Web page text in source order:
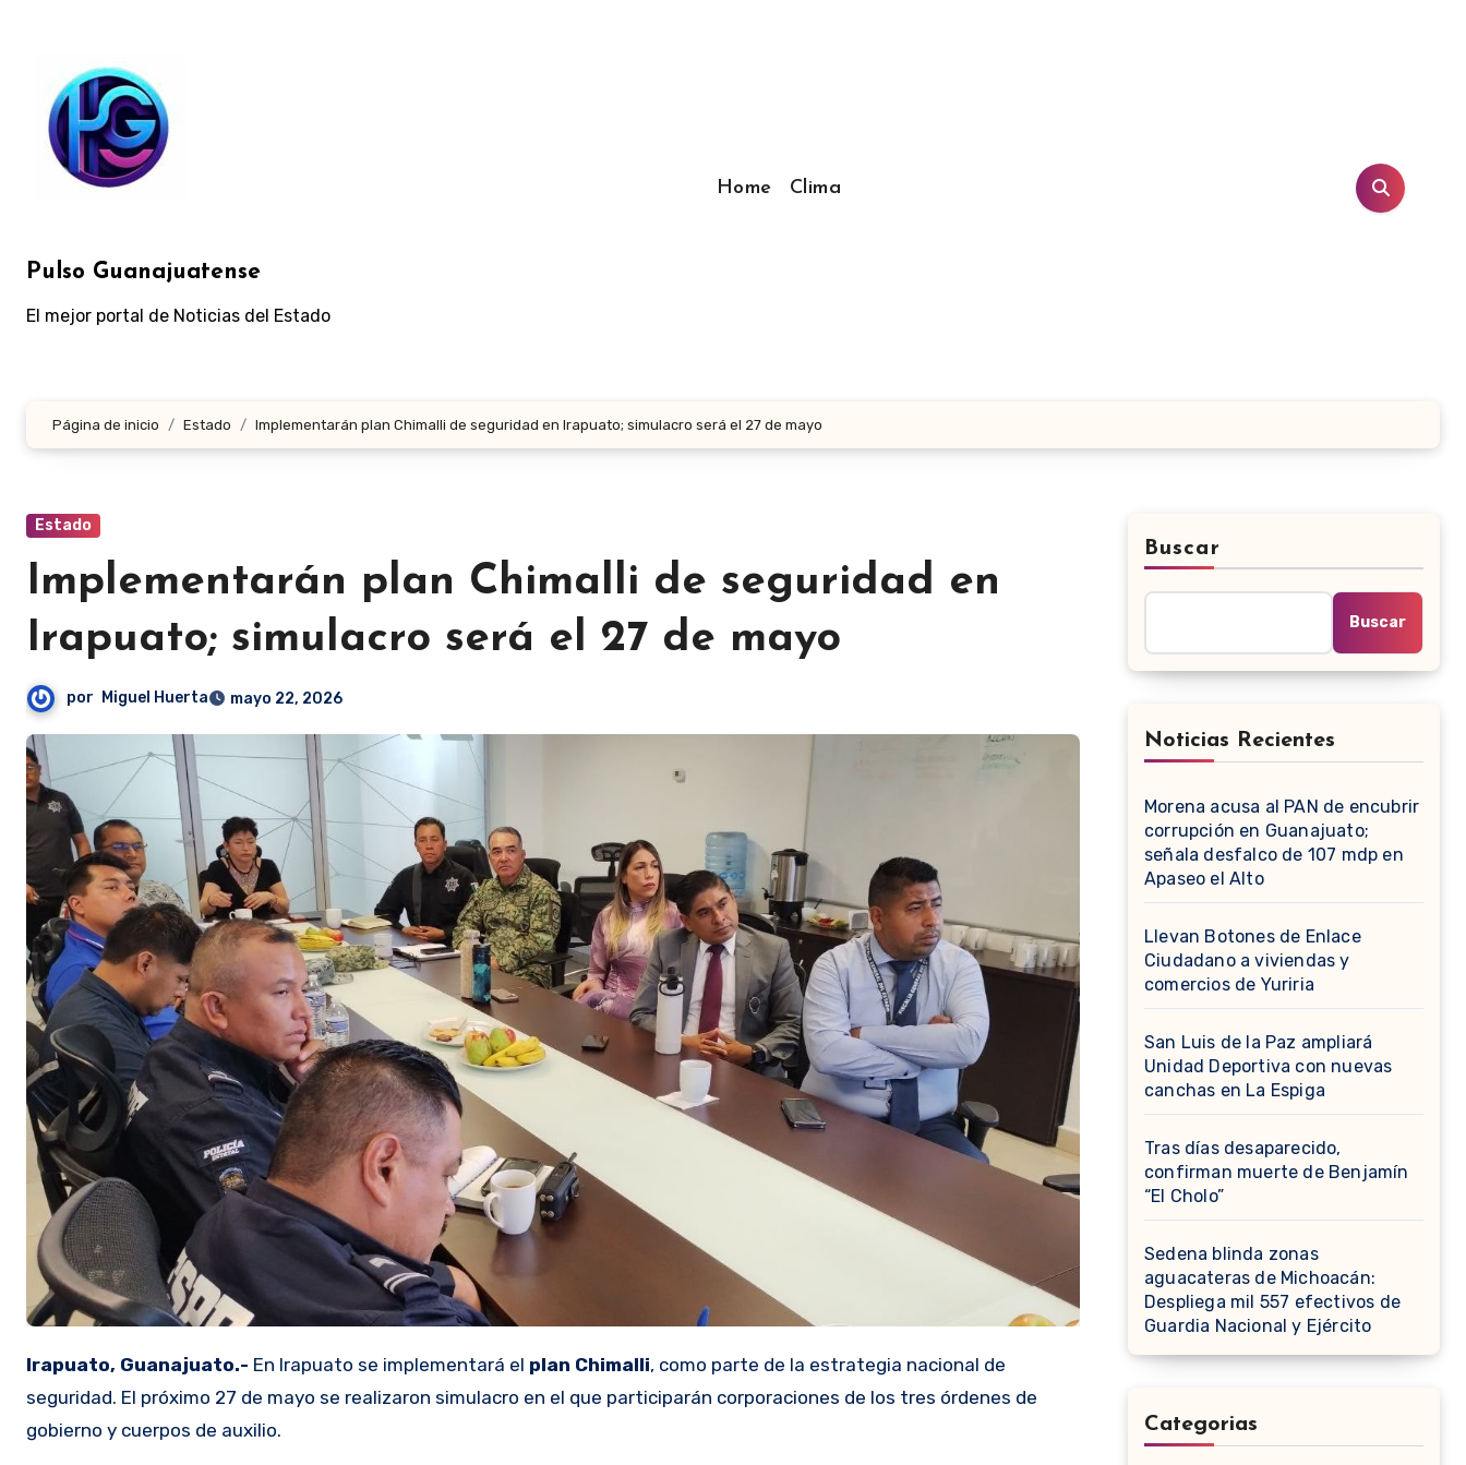
contenido
Pulso Guanajuatense
El mejor portal de Noticias del Estado
Home Clima
Página de inicio Estado Implementarán plan Chimalli de seguridad en Irapuato; simulacro será el 27 de mayo
Estado
Implementarán plan Chimalli de seguridad en
Irapuato; simulacro será el 27 de mayo
por Miguel Huerta mayo 22, 2026
Irapuato, Guanajuato.- En Irapuato se implementará el plan Chimalli, como parte de la estrategia nacional de
seguridad. El próximo 27 de mayo se realizaron simulacro en el que participarán corporaciones de los tres órdenes de
gobierno y cuerpos de auxilio.
Buscar
Buscar
Noticias Recientes
Morena acusa al PAN de encubrir
corrupción en Guanajuato;
señala desfalco de 107 mdp en
Apaseo el Alto
Llevan Botones de Enlace
Ciudadano a viviendas y
comercios de Yuriria
San Luis de la Paz ampliará
Unidad Deportiva con nuevas
canchas en La Espiga
Tras días desaparecido,
confirman muerte de Benjamín
“El Cholo”
Sedena blinda zonas
aguacateras de Michoacán:
Despliega mil 557 efectivos de
Guardia Nacional y Ejército
Categorias